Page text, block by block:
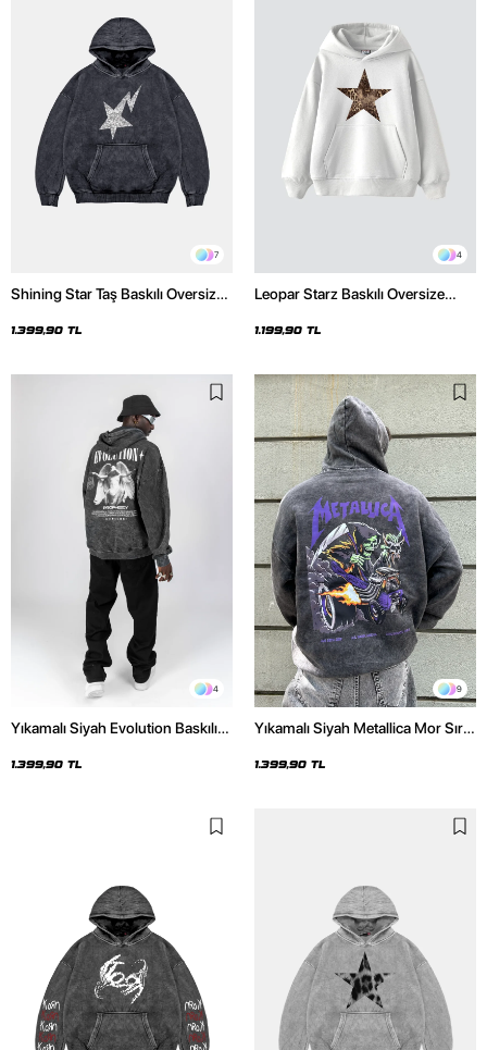
7
Shining Star Taş Baskılı Oversize
Hoodie
1.399,90 TL
4
Leopar Starz Baskılı Oversize
1.199,90 TL
4
Yıkamalı Siyah Evolution Baskılı
Hoodie
1.399,90 TL
9
Yıkamalı Siyah Metallica Mor Sırt
Hoodie
1.399,90 TL